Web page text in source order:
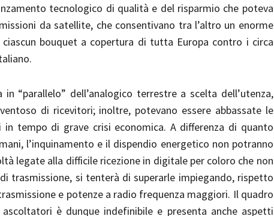
tecnologico di qualità e del risparmio che poteva
da satellite, che consentivano tra l’altro un enorme
bouquet a copertura di tutta Europa contro i circa
“parallelo” dell’analogico terrestre a scelta dell’utenza,
di ricevitori; inoltre, potevano essere abbassate le
tempo di grave crisi economica. A differenza di quanto
l’inquinamento e il dispendio energetico non potranno
legate alla difficile ricezione in digitale per coloro che non
trasmissione, si tenterà di superarle impiegando, rispetto
e potenze a radio frequenza maggiori. Il quadro
è dunque indefinibile e presenta anche aspetti